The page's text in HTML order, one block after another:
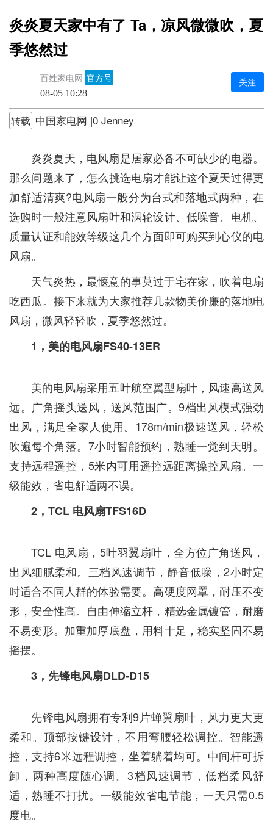
炎炎夏天家中有了 Ta，凉风微微吹，夏
季悠然过
百姓家电网 官方号
08-05 10:28
关注
转载 中国家电网 |0 Jenney
炎炎夏天，电风扇是居家必备不可缺少的电器。
那么问题来了，怎么挑选电扇才能让这个夏天过得更
加舒适清爽?电风扇一般分为台式和落地式两种，在
选购时一般注意风扇叶和涡轮设计、低噪音、电机、
质量认证和能效等级这几个方面即可购买到心仪的电
风扇。
天气炎热，最惬意的事莫过于宅在家，吹着电扇
吃西瓜。接下来就为大家推荐几款物美价廉的落地电
风扇，微风轻轻吹，夏季悠然过。
1，美的电风扇FS40-13ER
美的电风扇采用五叶航空翼型扇叶，风速高送风
远。广角摇头送风，送风范围广。9档出风模式强劲
出风，满足全家人使用。178m/min极速送风，轻松
吹遍每个角落。7小时智能预约，熟睡一觉到天明。
支持远程遥控，5米内可用遥控远距离操控风扇。一
级能效，省电舒适两不误。
2，TCL 电风扇TFS16D
TCL 电风扇，5叶羽翼扇叶，全方位广角送风，
出风细腻柔和。三档风速调节，静音低噪，2小时定
时适合不同人群的体验需要。高硬度网罩，耐压不变
形，安全性高。自由伸缩立杆，精选金属镀管，耐磨
不易变形。加重加厚底盘，用料十足，稳实坚固不易
摇摆。
3，先锋电风扇DLD-D15
先锋电风扇拥有专利9片蝉翼扇叶，风力更大更
柔和。顶部按键设计，不用弯腰轻松调控。智能遥
控，支持6米远程调控，坐着躺着均可。中间杆可拆
卸，两种高度随心调。3档风速调节，低档柔风舒
适，熟睡不打扰。一级能效省电节能，一天只需0.5
度电。